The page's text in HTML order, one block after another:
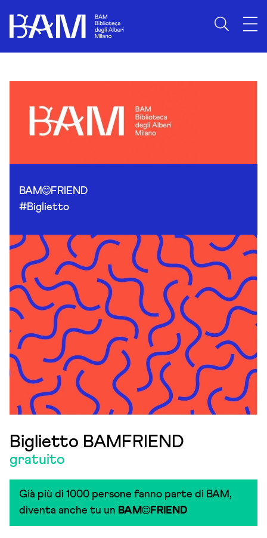
BAM
FRIEND
#Biglietto
Biglietto BAMFRIEND
gratuito
Già più di 1000 persone fanno parte di BAM,
diventa anche tu un BAM FRIEND